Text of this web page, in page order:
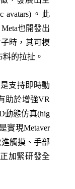
avatars)。此
也開發出
時，其可模
的拉扯。
支持即時動
助於增強VR
動態仿真(hig
實現Metaver
觸摸、手部
加緊研發全